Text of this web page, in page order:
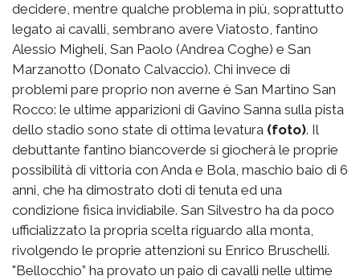
decidere, mentre qualche problema in più, soprattutto
legato ai cavalli, sembrano avere Viatosto, fantino
Alessio Migheli, San Paolo (Andrea Coghe) e San
Marzanotto (Donato Calvaccio). Chi invece di
problemi pare proprio non averne è San Martino San
Rocco: le ultime apparizioni di Gavino Sanna sulla pista
dello stadio sono state di ottima levatura (foto). Il
debuttante fantino biancoverde si giocherà le proprie
possibilità di vittoria con Anda e Bola, maschio baio di 6
anni, che ha dimostrato doti di tenuta ed una
condizione fisica invidiabile. San Silvestro ha da poco
ufficializzato la propria scelta riguardo alla monta,
rivolgendo le proprie attenzioni su Enrico Bruschelli.
"Bellocchio” ha provato un paio di cavalli nelle ultime